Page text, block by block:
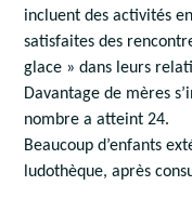
incluent des activités
satisfaites des
glace » dans leurs
Davantage de mères
nombre a atteint 24.
Beaucoup d’enfants
ludothèque, après